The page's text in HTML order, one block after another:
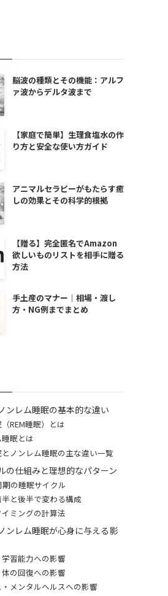
脳波の種類とその機能：アルフ
ァ波からデルタ波まで
【家庭で簡単】生理食塩水の作
り方と安全な使い方ガイド
アニマルセラピーがもたらす癒
しの効果とその科学的根拠
【贈る】完全匿名でAmazon
欲しいものリストを相手に贈る
方法
手土産のマナー｜相場・渡し
方・NG例までまとめ
ンレム睡眠の基本的な違い
REM睡眠）とは
眠とは
とノンレム睡眠の主な違い一覧
の仕組みと理想的なパターン
期の睡眠サイクル
と後半で変わる構成
ミングの計算法
ンレム睡眠が心身に与える影
習能力への影響
の回復への影響
メンタルヘルスへの影響